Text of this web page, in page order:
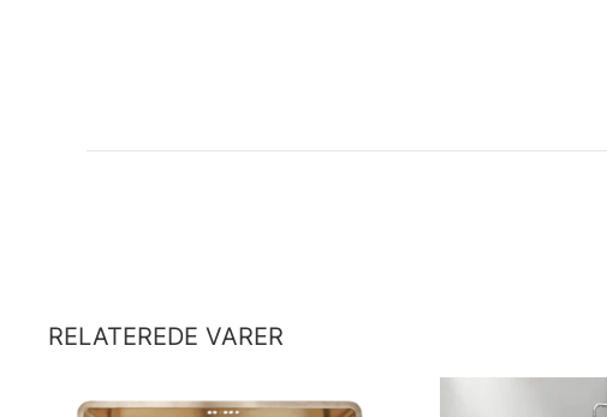
RELATEREDE VARER